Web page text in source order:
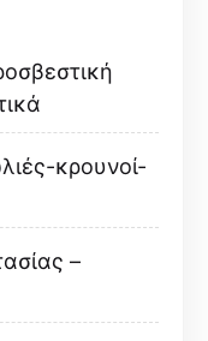
κρουνοί-
–